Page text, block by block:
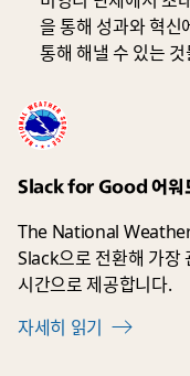
을 통해 성과와 혁신
통해 해낼 수 있는
Slack for Good 어워
The National
Slack으로 전환해 가장
시간으로 제공합니다.
자세히 읽기